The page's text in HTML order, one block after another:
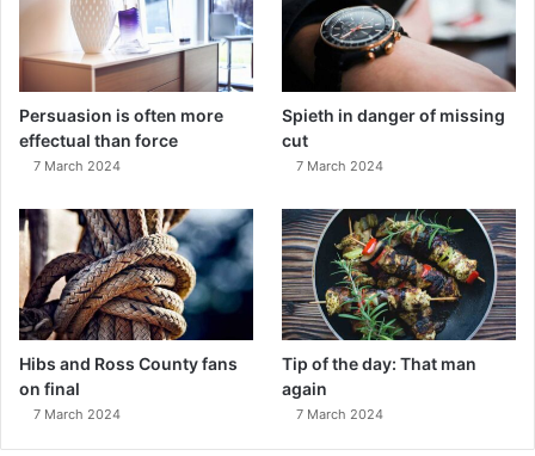
Persuasion is often more
effectual than force
7 March 2024
Spieth in danger of missing
cut
7 March 2024
Hibs and Ross County fans
on final
7 March 2024
Tip of the day: That man
again
7 March 2024